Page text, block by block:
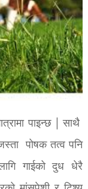
पाइन्छ | साथै
पोषक तत्व पनि
गाईको दुध धेरै